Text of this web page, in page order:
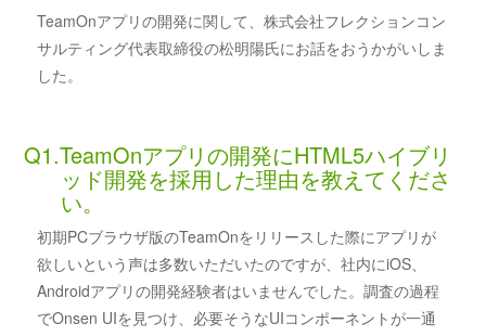
TeamOnアプリの開発に関して、株式会社フレクションコン
サルティング代表取締役の松明陽氏にお話をおうかがいしま
した。
Q1.TeamOnアプリの開発にHTML5ハイブリ
ッド開発を採用した理由を教えてくださ
い。
初期PCブラウザ版のTeamOnをリリースした際にアプリが
欲しいという声は多数いただいたのですが、社内にiOS、
Androidアプリの開発経験者はいませんでした。調査の過程
でOnsen UIを見つけ、必要そうなUIコンポーネントが一通